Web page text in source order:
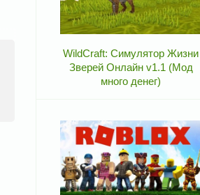
WildCraft: Симулятор Жизни
Зверей Онлайн v1.1 (Мод
много денег)